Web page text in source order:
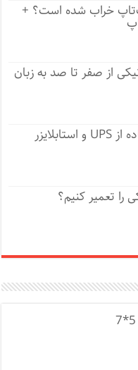
خراب شده است؟ +
از صفر تا صد به زبان
را تعمیر کنیم؟